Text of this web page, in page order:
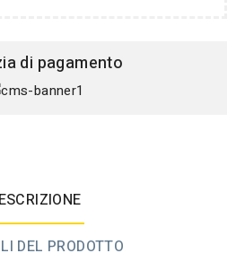
di pagamento
DEL PRODOTTO